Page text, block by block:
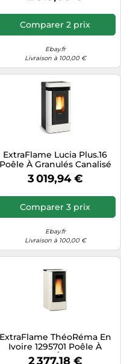
Comparer 2 prix
Ebay.fr
Livraison à 100,00 €
ExtraFlame Lucia Plus.16
Poêle À Granulés Canalisé
12KW Maïolique Blanc
1292551
3 019,94 €
Comparer 3 prix
Ebay.fr
Livraison à 100,00 €
ExtraFlame ThéoRéma En
Ivoire 1295701 Poêle À
Pellets 12KW Écran LCD A+
2 377,18 €